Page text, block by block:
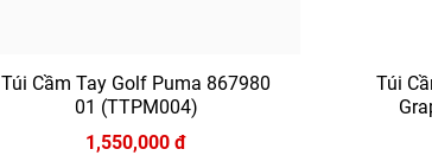
Túi Cầm Tay Golf Puma 867980
01 (TTPM004)
1,550,000 đ
Túi